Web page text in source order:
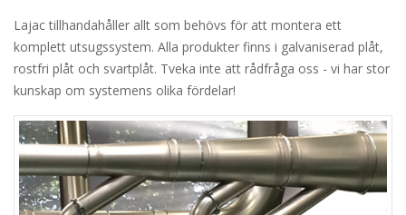
Lajac tillhandahåller allt som behövs för att montera ett
komplett utsugssystem. Alla produkter finns i galvaniserad plåt,
rostfri plåt och svartplåt. Tveka inte att rådfråga oss - vi har stor
kunskap om systemens olika fördelar!